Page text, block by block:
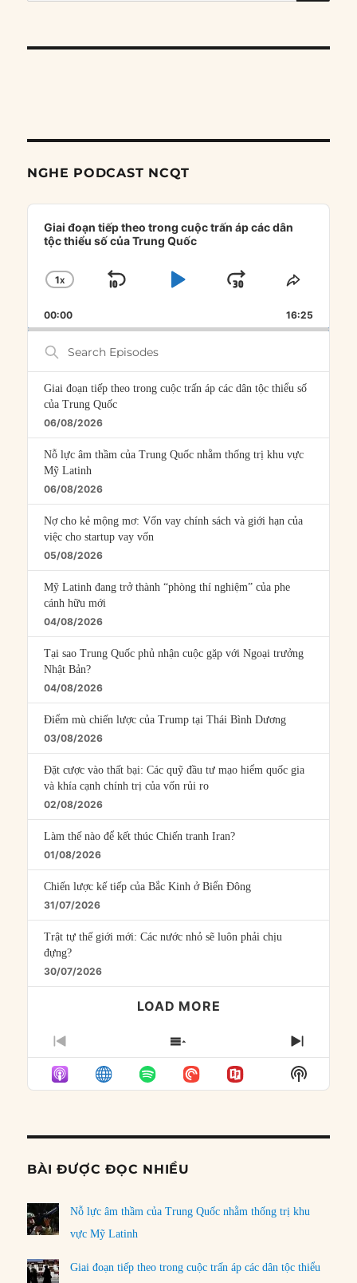
NGHE PODCAST NCQT
Audio
Player
Giai đoạn tiếp theo trong cuộc trấn áp các dân
tộc thiểu số của Trung Quốc
CHANGE
RATE
1X
SKIP
PLAYJUMP
FORWARD
SHARE
00:00 16:25
Search
Episodes
Giai đoạn tiếp theo trong cuộc trấn áp các dân tộc thiểu số
của Trung Quốc
06/08/2026
Nỗ lực âm thầm của Trung Quốc nhằm thống trị khu vực
Mỹ Latinh
06/08/2026
Nợ cho kẻ mộng mơ: Vốn vay chính sách và giới hạn của
việc cho startup vay vốn
05/08/2026
Mỹ Latinh đang trở thành “phòng thí nghiệm” của phe
cánh hữu mới
04/08/2026
Tại sao Trung Quốc phủ nhận cuộc gặp với Ngoại trưởng
Nhật Bản?
04/08/2026
Điểm mù chiến lược của Trump tại Thái Bình Dương
03/08/2026
Đặt cược vào thất bại: Các quỹ đầu tư mạo hiểm quốc gia
và khía cạnh chính trị của vốn rủi ro
02/08/2026
Làm thế nào để kết thúc Chiến tranh Iran?
01/08/2026
Chiến lược kế tiếp của Bắc Kinh ở Biển Đông
31/07/2026
Trật tự thế giới mới: Các nước nhỏ sẽ luôn phải chịu
đựng?
30/07/2026
LOAD MORE
PREVIOUS
EPISODE
SHOW
EPISODES
LIST
NEXT
Show
Podcast
BÀI ĐƯỢC ĐỌC NHIỀU
Nỗ lực âm thầm của Trung Quốc nhằm thống trị khu
vực Mỹ Latinh
Giai đoạn tiếp theo trong cuộc trấn áp các dân tộc thiểu